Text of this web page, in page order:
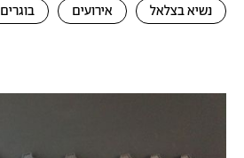
נשיא בצלאל אירועים